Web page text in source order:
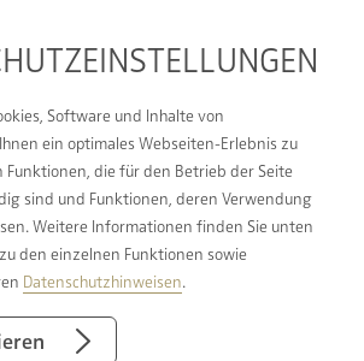
Software und Inhalte von
ein optimales Webseiten-Erlebnis zu
Funktionen, die für den Betrieb der Seite
sind und Funktionen, deren Verwendung
Weitere Informationen finden Sie unten
den einzelnen Funktionen sowie
Datenschutzhinweisen.
BAD FÜR
UND REGION